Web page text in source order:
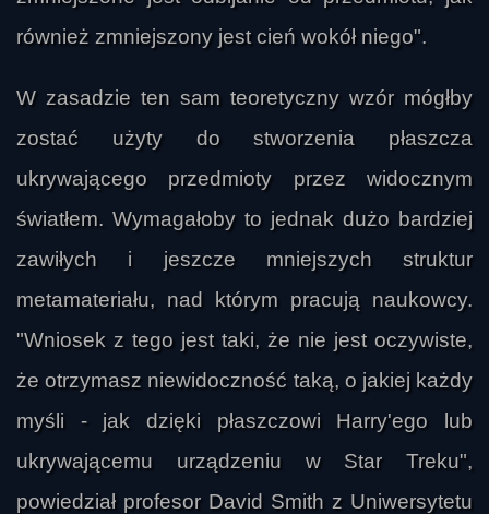
również zmniejszony jest cień wokół niego".
W zasadzie ten sam teoretyczny wzór mógłby
zostać użyty do stworzenia płaszcza
ukrywającego przedmioty przez widocznym
światłem. Wymagałoby to jednak dużo bardziej
zawiłych i jeszcze mniejszych struktur
metamateriału, nad którym pracują naukowcy.
"Wniosek z tego jest taki, że nie jest oczywiste,
że otrzymasz niewidoczność taką, o jakiej każdy
myśli - jak dzięki płaszczowi Harry'ego lub
ukrywającemu urządzeniu w Star Treku",
powiedział profesor David Smith z Uniwersytetu